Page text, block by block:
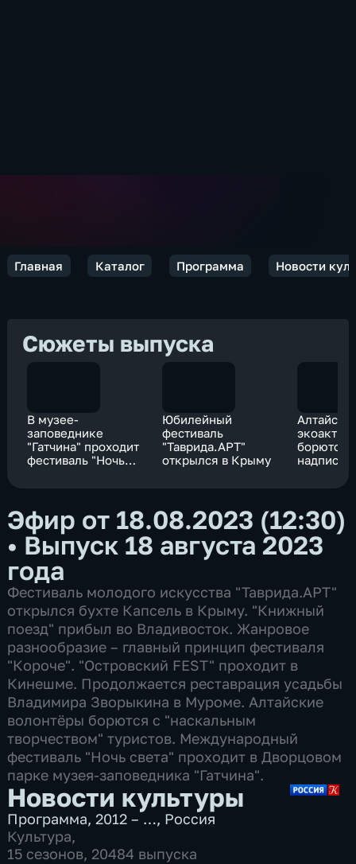
Главная Каталог Программа Новости
Сюжеты выпуска
В музее-
заповеднике
"Гатчина" проходит
фестиваль "Ночь
Юбилейный
фестиваль
"Таврида.АРТ"
открылся в Крыму
борются
Эфир от 18.08.2023 (12:30)
• Выпуск 18 августа 2023
года
Фестиваль молодого искусства "Таврида.АРТ"
открылся бухте Капсель в Крыму. "Книжный
поезд" прибыл во Владивосток. Жанровое
разнообразие – главный принцип фестиваля
"Короче". "Островский FEST" проходит в
Кинешме. Продолжается реставрация усадьбы
Владимира Зворыкина в Муроме. Алтайские
волонтёры борются с "наскальным
творчеством" туристов. Международный
фестиваль "Ночь света" проходит в Дворцовом
парке музея-заповедника "Гатчина".
Новости культуры
Программа,2012 – …, Россия
Культура,
15 сезонов, 20484 выпуска